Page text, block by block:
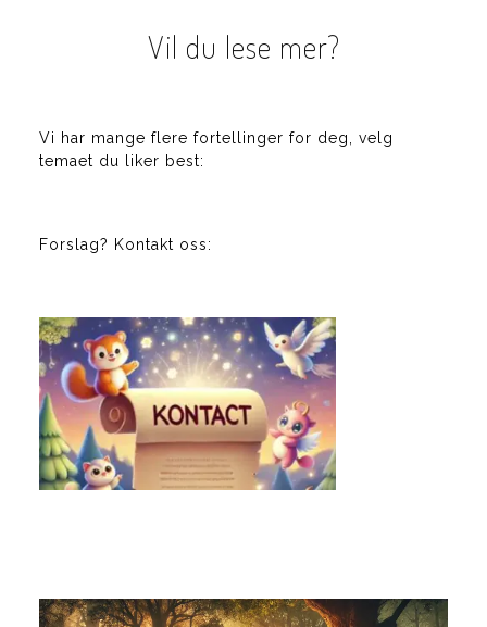
Vil du lese mer?
Vi har mange flere fortellinger for deg, velg
temaet du liker best:
Forslag? Kontakt oss: